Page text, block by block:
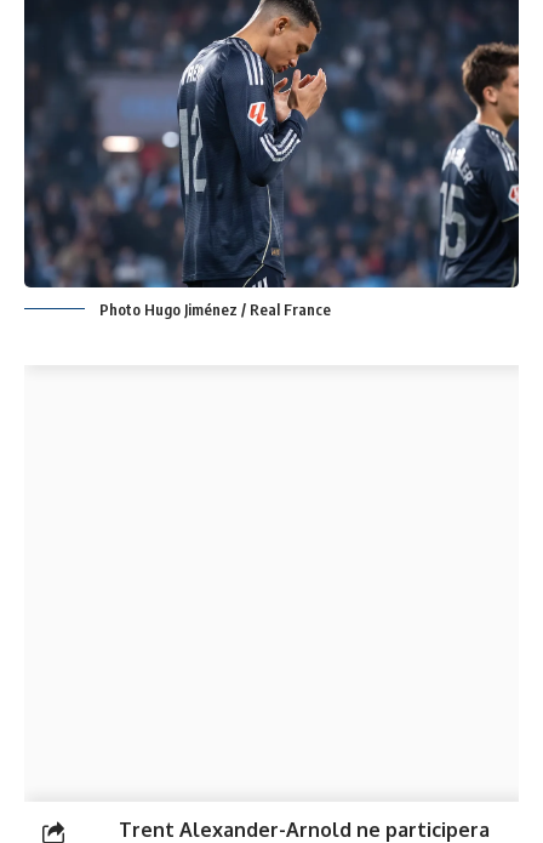
Photo Hugo Jiménez / Real France
Trent Alexander-Arnold ne participera